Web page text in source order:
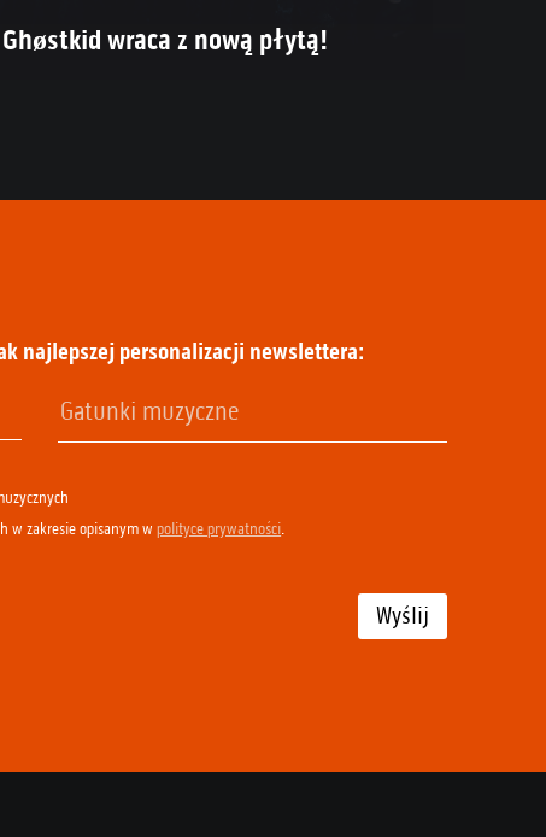
Ghøstkid wraca z nową płytą!
najlepszej personalizacji newslettera:
w zakresie opisanym wpolityce prywatności.
Wyślij